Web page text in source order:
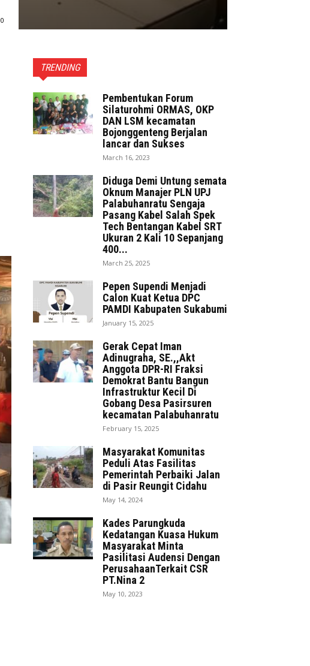
0
TRENDING
Pembentukan Forum
Silaturohmi ORMAS, OKP
DAN LSM kecamatan
Bojonggenteng Berjalan
lancar dan Sukses
March 16, 2023
Diduga Demi Untung semata
Oknum Manajer PLN UPJ
Palabuhanratu Sengaja
Pasang Kabel Salah Spek
Tech Bentangan Kabel SRT
Ukuran 2 Kali 10 Sepanjang
400...
March 25, 2025
Pepen Supendi Menjadi
Calon Kuat Ketua DPC
PAMDI Kabupaten Sukabumi
January 15, 2025
Gerak Cepat Iman
Adinugraha, SE.,,Akt
Anggota DPR-RI Fraksi
Demokrat Bantu Bangun
Infrastruktur Kecil Di
Gobang Desa Pasirsuren
kecamatan Palabuhanratu
February 15, 2025
Masyarakat Komunitas
Peduli Atas Fasilitas
Pemerintah Perbaiki Jalan
di Pasir Reungit Cidahu
May 14, 2024
Kades Parungkuda
Kedatangan Kuasa Hukum
Masyarakat Minta
Pasilitasi Audensi Dengan
PerusahaanTerkait CSR
PT.Nina 2
May 10, 2023